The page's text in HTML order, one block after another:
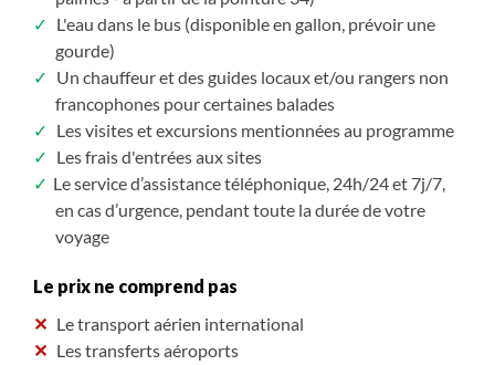
L'eau dans le bus (disponible en gallon, prévoir une
gourde)
Un chauffeur et des guides locaux et/ou rangers non
francophones pour certaines balades
Les visites et excursions mentionnées au programme
Les frais d'entrées aux sites
Le service d’assistance téléphonique, 24h/24 et 7j/7,
en cas d’urgence, pendant toute la durée de votre
voyage
Le prix ne comprend pas
Le transport aérien international
Les transferts aéroports